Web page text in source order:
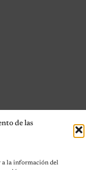
de las
a la información del